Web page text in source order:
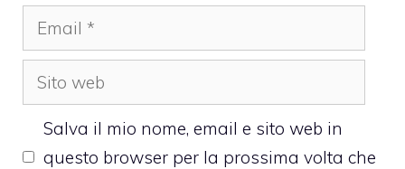
Email
Sito
web
Salva il mio nome, email e sito web in
questo browser per la prossima volta che